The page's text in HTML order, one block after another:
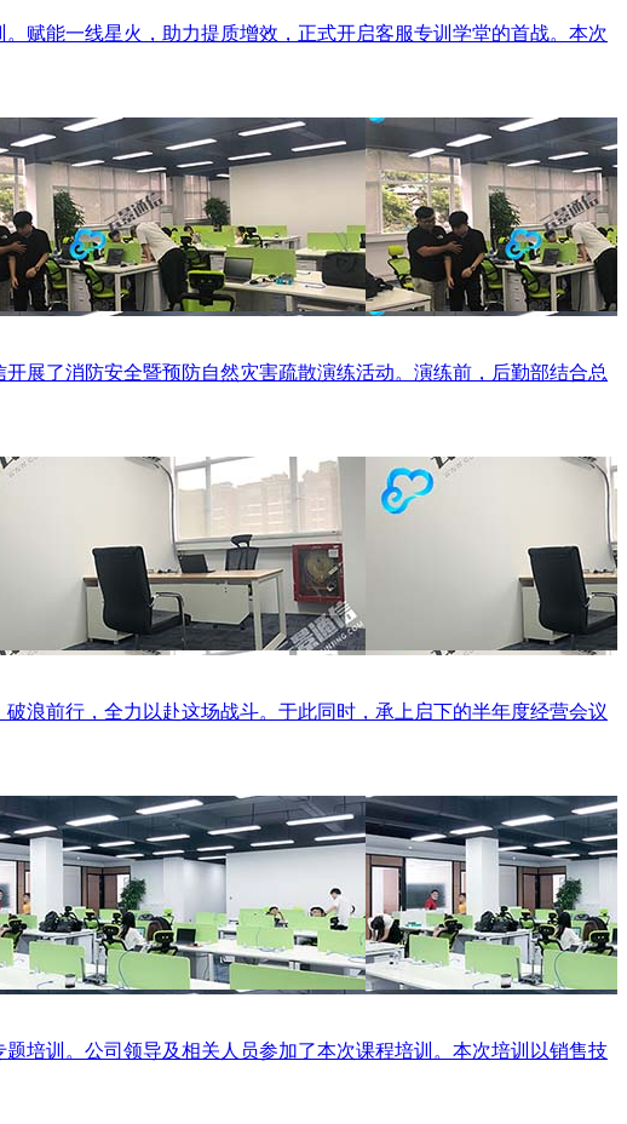
赋能一线星火，助力提质增效，正式开启客服专训学堂的首战。本次
展了消防安全暨预防自然灾害疏散演练活动。演练前，后勤部结合总
浪前行，全力以赴这场战斗。于此同时，承上启下的半年度经营会议
培训。公司领导及相关人员参加了本次课程培训。本次培训以销售技